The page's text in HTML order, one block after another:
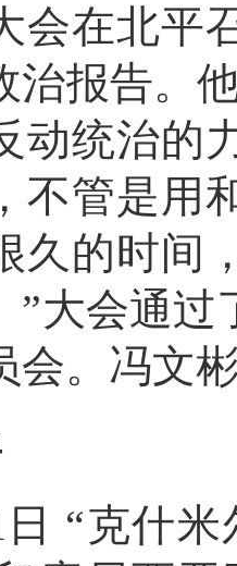
会在北平
治报告。
动统治的
不管是用
久的时间
”大会通
会。冯文
“克什米